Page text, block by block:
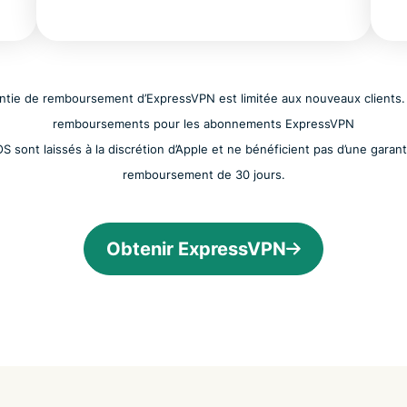
de remboursement d’ExpressVPN est limitée aux nouveaux
remboursements pour les abonnements ExpressVPN
sont laissés à la discrétion d’Apple et ne bénéficient pas d’une
remboursement de 30 jours.
Obtenir ExpressVPN